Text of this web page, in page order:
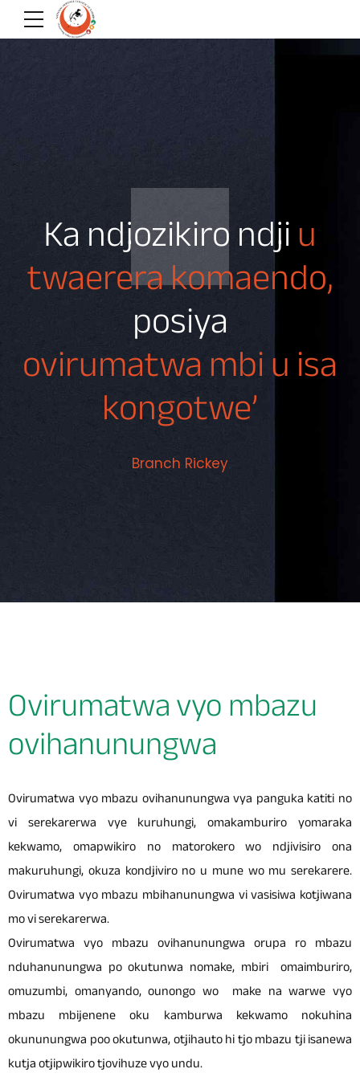
Ka ndjozikiro ndjiu
twaerera komaendo,
posiya
ovirumatwa mbi u isa
kongotwe’
Branch Rickey
Ovirumatwa vyo mbazu
ovihanunungwa
Ovirumatwa vyo mbazu ovihanunungwa vya panguka katiti no
vi serekarerwa vye kuruhungi, omakamburiro yomaraka
kekwamo, omapwikiro no matorokero wo ndjivisiro ona
makuruhungi, okuza kondjiviro no u mune wo mu serekarere.
Ovirumatwa vyo mbazu mbihanunungwa vi vasisiwa kotjiwana
mo vi serekarerwa.
Ovirumatwa vyo mbazu ovihanunungwa orupa ro mbazu
nduhanunungwa po okutunwa nomake, mbiri omaimburiro,
omuzumbi, omanyando, ounongo wo make na warwe vyo
mbazu mbijenene oku kamburwa kekwamo nokuhina
okununungwa poo okutunwa, otjihauto hi tjo mbazu tji isanewa
kutja otjipwikiro tjovihuze vyo undu.